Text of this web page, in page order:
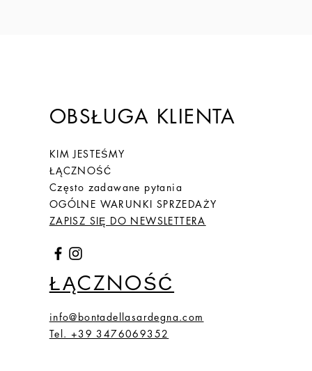
OBSŁUGA KLIENTA
KIM JESTEŚMY
ŁĄCZNOŚĆ
Często zadawane pytania
OGÓLNE WARUNKI SPRZEDAŻY
ZAPISZ SIĘ DO NEWSLETTERA
ŁĄCZNOŚĆ
info@bontadellasardegna.com
Tel. +39 3476069352